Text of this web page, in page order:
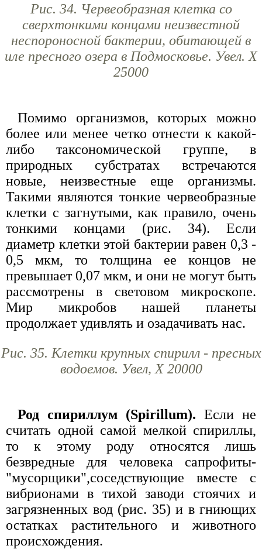
Рис. 34. Червеобразная клетка со
сверхтонкими концами неизвестной
неспороносной бактерии, обитающей в
иле пресного озера в Подмосковье. Увел. X
25000
Помимо организмов, которых можно
более или менее четко отнести к какой-
либо таксономической группе, в
природных субстратах встречаются
новые, неизвестные еще организмы.
Такими являются тонкие червеобразные
клетки с загнутыми, как правило, очень
тонкими концами (рис. 34). Если
диаметр клетки этой бактерии равен 0,3 -
0,5 мкм, то толщина ее концов не
превышает 0,07 мкм, и они не могут быть
рассмотрены в световом микроскопе.
Мир микробов нашей планеты
продолжает удивлять и озадачивать нас.
Рис. 35. Клетки крупных спирилл - пресных
водоемов. Увел, X 20000
Род спириллум (Spirillum). Если не
считать одной самой мелкой спириллы,
то к этому роду относятся лишь
безвредные для человека сапрофиты-
"мусорщики",соседствующие вместе с
вибрионами в тихой заводи стоячих и
загрязненных вод (рис. 35) и в гниющих
остатках растительного и животного
происхождения.